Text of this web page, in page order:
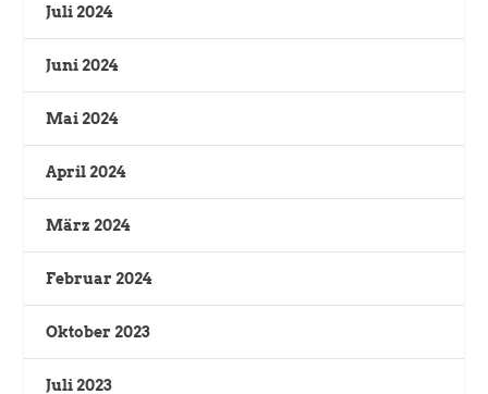
Juli 2024
Juni 2024
Mai 2024
April 2024
März 2024
Februar 2024
Oktober 2023
Juli 2023